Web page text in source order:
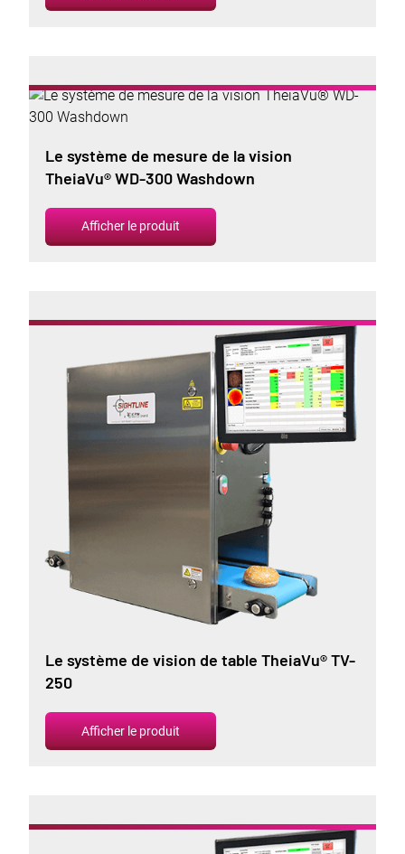
Le système de mesure de la vision
TheiaVu® WD-300 Washdown
Afficher le produit
Le système de vision de table TheiaVu® TV-
250
Afficher le produit